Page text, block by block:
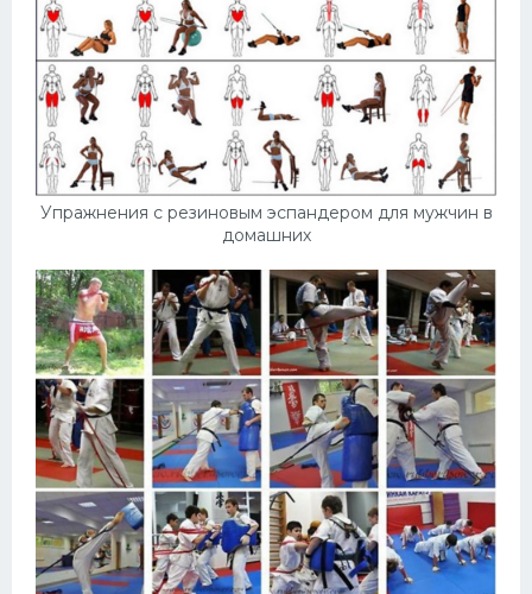
Упражнения с резиновым эспандером для мужчин в
домашних